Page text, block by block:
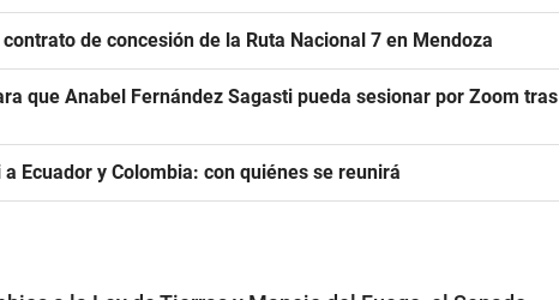
de concesión de la Ruta Nacional 7 en Mendoza
que Anabel Fernández Sagasti pueda sesionar por Zoom tras
Ecuador y Colombia: con quiénes se reunirá